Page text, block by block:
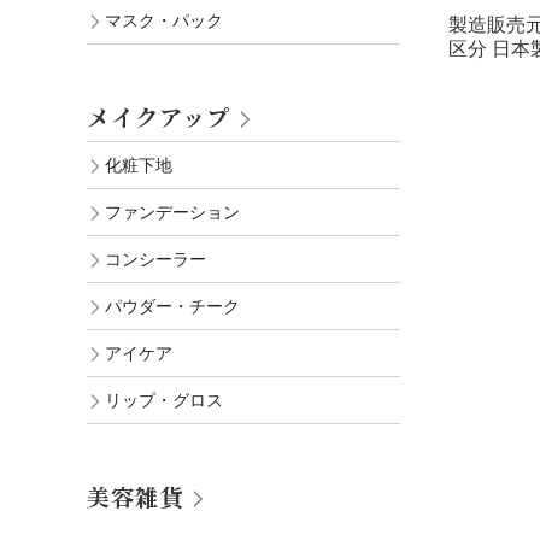
製造販売
区分 日本
マスク・パック
メイクアップ
化粧下地
ファンデーション
コンシーラー
パウダー・チーク
アイケア
リップ・グロス
美容雑貨